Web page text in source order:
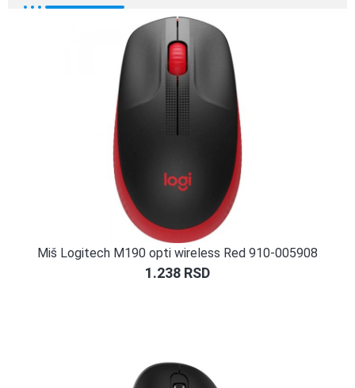
Miš Logitech M190 opti wireless Red 910-005908
1.238 RSD